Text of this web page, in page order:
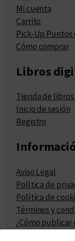
Mi cuenta
Carrito
Pick-Up
Cómo comprar
Libros
Tienda de
Inicio de sesión
Registro
Aviso Legal
Política de
Política de
Términos y
¿Cómo publicar